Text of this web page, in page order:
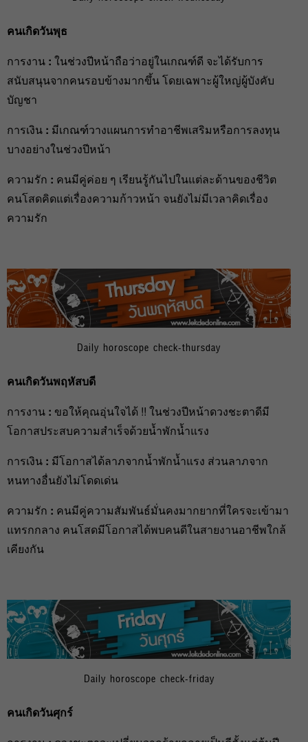
คนเกิดวันพุธ
การงาน : ในช่วงปีหน้าถือว่าอยู่ในเกณฑ์ดี จะได้รับการ
สนับสนุนจากคนรอบข้างมากขึ้น โดยเฉพาะผู้ใหญ่ผู้บังคับ
บัญชา
การเงิน : มีเกณฑ์วางแผนการทำอาชีพเสริมหรือการลงทุน
บางอย่างในช่วงปีหน้า
ความรัก : คนมีคู่ค่อย ๆ เรียนรู้กันไปในแต่ละด้านของชีวิต
คนโสดคิดแต่เรื่องความก้าวหน้า จนยังไม่มีเวลาคิดเรื่อง
ความรัก
Daily horoscope check-thursday
คนเกิดวันพฤหัสบดี
การงาน : ขอให้คุณอุ่นใจได้ !! ในช่วงปีหน้าดวงชะตาดีมี
โอกาสประสบความสำเร็จด้วยน้ำพักน้ำแรง
การเงิน : มีโอกาสได้ลาภจากน้ำพักน้ำแรง ส่วนลาภจาก
หนทางอื่นยังไม่โดดเด่น
ความรัก : คนมีคู่ความสัมพันธ์มั่นคงมากยากที่ใครจะเข้ามา
แทรกกลาง คนโสดมีโอกาสได้พบคนดีในสายงานอาชีพใกล้
เคียงกัน
Daily horoscope check-friday
คนเกิดวันศุกร์